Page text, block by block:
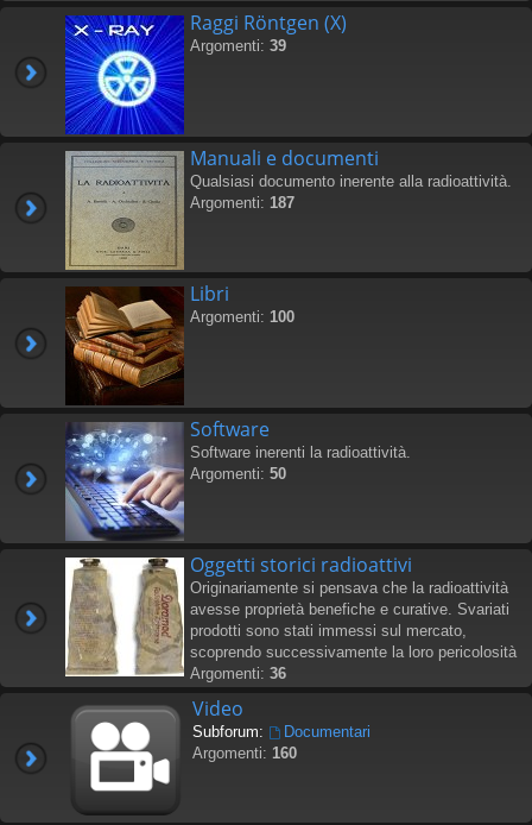
Raggi Röntgen (X)
Argomenti: 39
Manuali e documenti
Qualsiasi documento inerente alla radioattività.
Argomenti: 187
Libri
Argomenti: 100
Software
Software inerenti la radioattività.
Argomenti: 50
Oggetti storici radioattivi
Originariamente si pensava che la radioattività
avesse proprietà benefiche e curative. Svariati
prodotti sono stati immessi sul mercato,
scoprendo successivamente la loro pericolosità
Argomenti: 36
Video
Subforum:
Documentari
Argomenti: 160